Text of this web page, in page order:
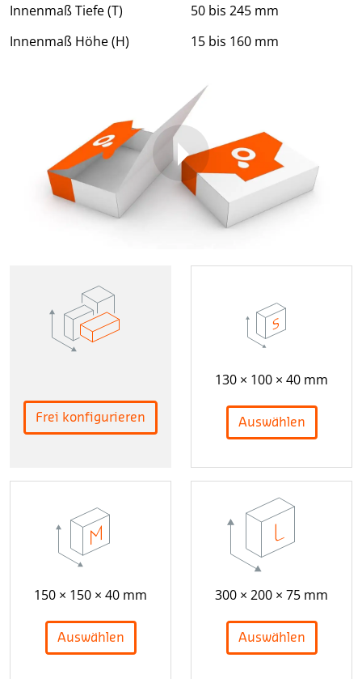
Innenmaß Tiefe (T)
50 bis 245 mm
Innenmaß Höhe (H)
15 bis 160 mm
Frei konfigurieren
130 × 100 × 40 mm
Auswählen
150 × 150 × 40 mm
Auswählen
300 × 200 × 75 mm
Auswählen